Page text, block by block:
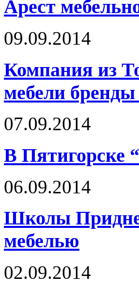
Арест
09.09.2014
Компания из
мебели
07.09.2014
В Пятигорске
06.09.2014
Школы
мебелью
02.09.2014